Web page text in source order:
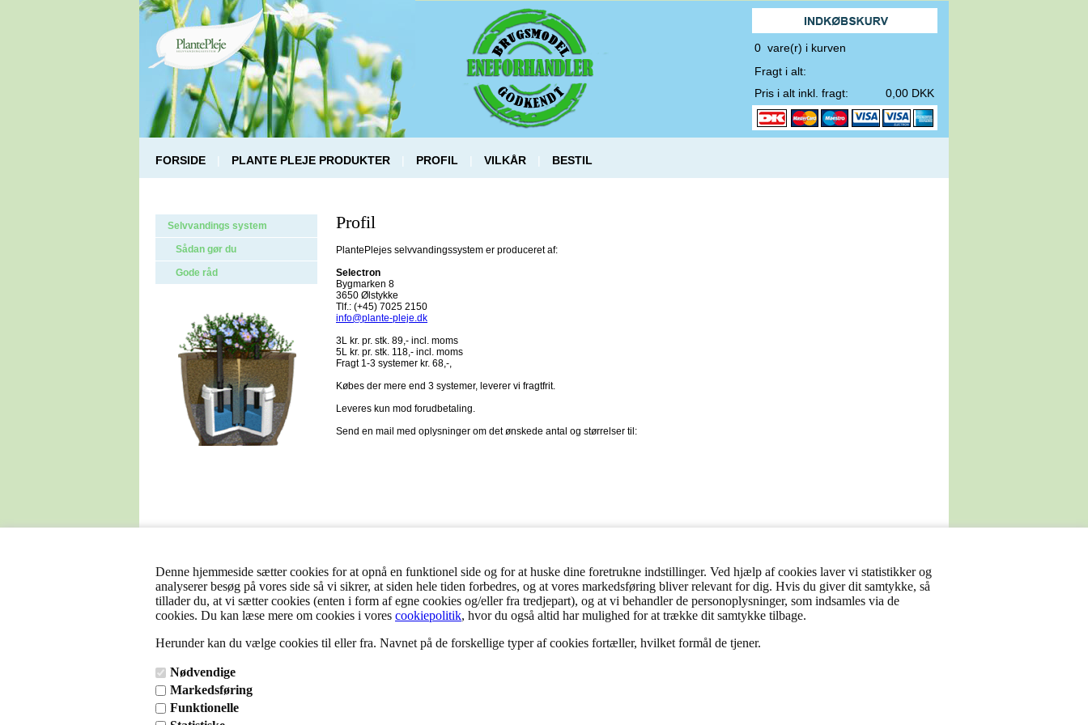
Denne hjemmeside sætter cookies for at opnå en funktionel side og for at huske dine foretrukne indstillinger. Ved hjælp af cookies laver vi statistikker og
analyserer besøg på vores side så vi sikrer, at siden hele tiden forbedres, og at vores markedsføring bliver relevant for dig. Hvis du giver dit samtykke, så
tillader du, at vi sætter cookies (enten i form af egne cookies og/eller fra tredjepart), og at vi behandler de personoplysninger, som indsamles via de
cookies. Du kan læse mere om cookies i vores cookiepolitik, hvor du også altid har mulighed for at trække dit samtykke tilbage.
Herunder kan du vælge cookies til eller fra. Navnet på de forskellige typer af cookies fortæller, hvilket formål de tjener.
Nødvendige
Markedsføring
Funktionelle
0 vare(r) i kurven
Fragt i alt:
Pris i alt inkl. fragt:
0,00 DKK
FORSIDE PLANTE PLEJE PRODUKTER PROFIL VILKÅR BESTIL
Selvvandings system
Sådan gør du
Gode råd
Profil
PlantePlejes selvvandingssystem er produceret af:
Selectron
Bygmarken 8
3650 Ølstykke
Tlf.: (+45) 7025 2150
info@plante-pleje.dk
3L kr. pr. stk. 89,- incl. moms
5L kr. pr. stk. 118,- incl. moms
Fragt 1-3 systemer kr. 68,-,
Købes der mere end 3 systemer, leverer vi fragtfrit.
Leveres kun mod forudbetaling.
Send en mail med oplysninger om det ønskede antal og størrelser til: